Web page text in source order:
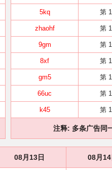
5kq 第
zhaohf 第
9gm 第
8xf 第
gm5 第
66uc 第
k45 第
注释: 多条广告同
08月13日 08月14